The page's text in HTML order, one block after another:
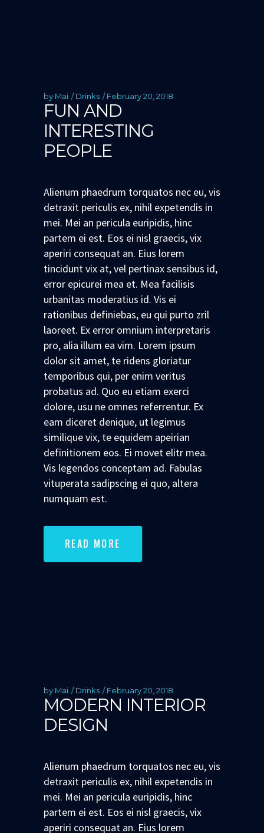
by Mai Drinks February 20, 2018
FUN AND
INTERESTING
PEOPLE
Alienum phaedrum torquatos nec eu, vis
detraxit periculis ex, nihil expetendis in
mei. Mei an pericula euripidis, hinc
partem ei est. Eos ei nisl graecis, vix
aperiri consequat an. Eius lorem
tincidunt vix at, vel pertinax sensibus id,
error epicurei mea et. Mea facilisis
urbanitas moderatius id. Vis ei
rationibus definiebas, eu qui purto zril
laoreet. Ex error omnium interpretaris
pro, alia illum ea vim. Lorem ipsum
dolor sit amet, te ridens gloriatur
temporibus qui, per enim veritus
probatus ad. Quo eu etiam exerci
dolore, usu ne omnes referrentur. Ex
eam diceret denique, ut legimus
similique vix, te equidem apeirian
definitionem eos. Ei movet elitr mea.
Vis legendos conceptam ad. Fabulas
vituperata sadipscing ei quo, altera
numquam est.
READ MORE
by Mai Drinks February 20, 2018
MODERN INTERIOR
DESIGN
Alienum phaedrum torquatos nec eu, vis
detraxit periculis ex, nihil expetendis in
mei. Mei an pericula euripidis, hinc
partem ei est. Eos ei nisl graecis, vix
aperiri consequat an. Eius lorem